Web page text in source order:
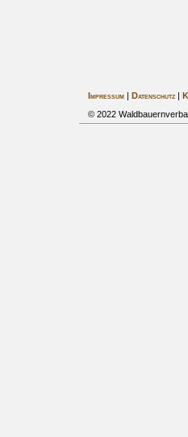
Impressum| Datenschutz|
© 2022